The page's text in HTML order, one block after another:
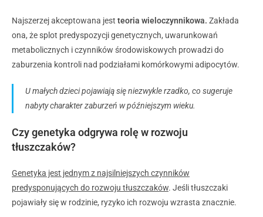
Najszerzej akceptowana jest teoria wieloczynnikowa. Zakłada
ona, że splot predyspozycji genetycznych, uwarunkowań
metabolicznych i czynników środowiskowych prowadzi do
zaburzenia kontroli nad podziałami komórkowymi adipocytów.
U małych dzieci pojawiają się niezwykle rzadko, co sugeruje
nabyty charakter zaburzeń w późniejszym wieku.
Czy genetyka odgrywa rolę w rozwoju
tłuszczaków?
Genetyka jest jednym z najsilniejszych czynników
predysponujących do rozwoju tłuszczaków. Jeśli tłuszczaki
pojawiały się w rodzinie, ryzyko ich rozwoju wzrasta znacznie.